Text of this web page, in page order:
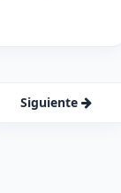
Siguiente